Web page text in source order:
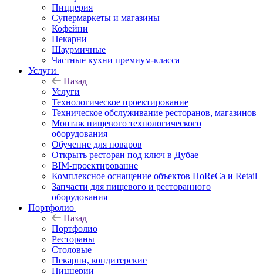
Пиццерия
Супермаркеты и магазины
Кофейни
Пекарни
Шаурмичные
Частные кухни премиум-класса
Услуги
Назад
Услуги
Технологическое проектирование
Техническое обслуживание ресторанов, магазинов
Монтаж пищевого технологического
оборудования
Обучение для поваров
Открыть ресторан под ключ в Дубае
BIM-проектирование
Комплексное оснащение объектов HoReCa и Retail
Запчасти для пищевого и ресторанного
оборудования
Портфолио
Назад
Портфолио
Рестораны
Столовые
Пекарни, кондитерские
Пиццерии